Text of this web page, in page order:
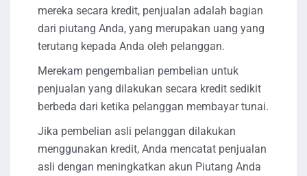
mereka secara kredit, penjualan adalah bagian
dari piutang Anda, yang merupakan uang yang
terutang kepada Anda oleh pelanggan.
Merekam pengembalian pembelian untuk
penjualan yang dilakukan secara kredit sedikit
berbeda dari ketika pelanggan membayar tunai.
Jika pembelian asli pelanggan dilakukan
menggunakan kredit, Anda mencatat penjualan
asli dengan meningkatkan akun Piutang Anda